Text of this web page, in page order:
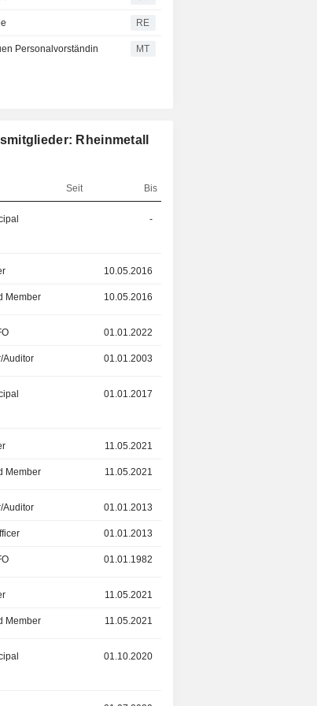
RE
Personalvorständin MT
Rheinmetall
Seit Bis
-
10.05.2016
Member 10.05.2016
01.01.2022
Auditor 01.01.2003
01.01.2017
11.05.2021
Member 11.05.2021
Auditor 01.01.2013
01.01.2013
01.01.1982
11.05.2021
Member 11.05.2021
01.10.2020